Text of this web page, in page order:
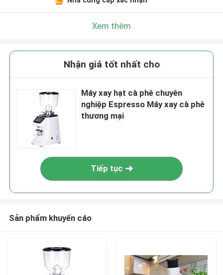
Xem thêm
Nhận giá tốt nhất cho
Máy xay hạt cà phê chuyên
nghiệp Espresso Máy xay cà phê
thương mại
Tiếp tục
Sản phẩm khuyến cáo